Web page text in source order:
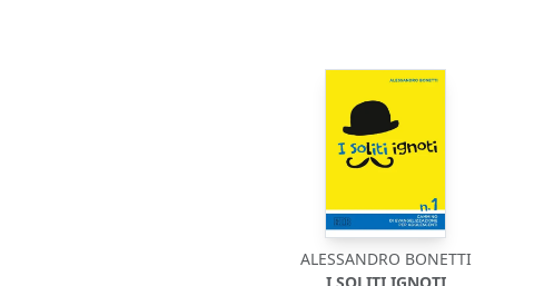
ALESSANDRO BONETTI